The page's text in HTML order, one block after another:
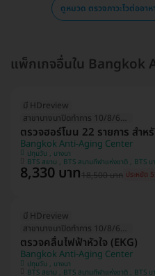
ดูหมวด ตรวจภาวะไวต่ออ
แพ็กเกจอื่นใน Bangkok
มี HDreview
สาขาบางนาปิดทำการ 10/8/69 (1วัน)
ตรวจฮอร์โมน 22 รายการ สำ
Bangkok Anti-Aging Center
ปทุมวัน , บางนา
8,330 บาท18,500 บาท ประหยัด
มี HDreview
สาขาบางนาปิดทำการ 10/8/69 (1วัน)
ตรวจคลื่นไฟฟ้าหัวใจ (EKG)
Bangkok Anti-Aging Center
ปทุมวัน , บางนา